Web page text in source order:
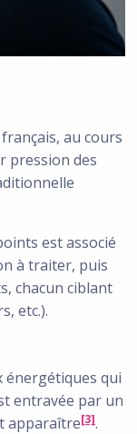
au cours
pression des
est associé
à traiter, puis
chacun ciblant
etc.).
énergétiques qui
entravée par un
apparaître[3].